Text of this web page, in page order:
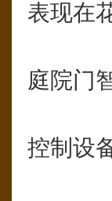
表现在
庭院门
控制设